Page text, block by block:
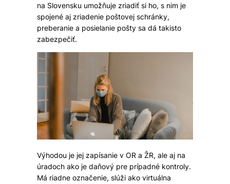
na Slovensku umožňuje zriadiť si ho, s nim je
spojené aj zriadenie poštovej schránky,
preberanie a posielanie pošty sa dá takisto
zabezpečiť.
Výhodou je jej zapísanie v OR a ŽR, ale aj na
úradoch ako je daňový pre prípadné kontroly.
Má riadne označenie, slúži ako virtuálna